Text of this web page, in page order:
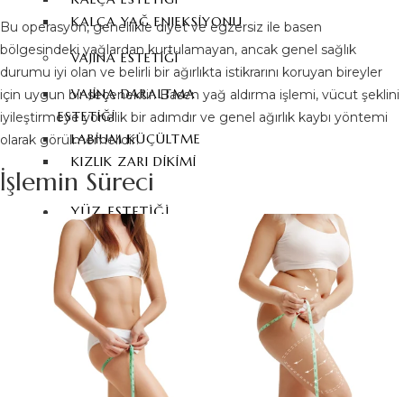
KALÇA YAĞ ENJEKSIYONU
VAJINA ESTETIĞI
VAJINA DARALTMA
ESTETIĞI
LABIUM KÜÇÜLTME
KIZLIK ZARI DIKIMI
YÜZ ESTETIĞI
BURUN ESTETIĞI
AMELIYATI
REVIZYON BURUN
ESTETIĞI
YÜZ GERME AMELIYATI
ALIN DARALTMA
PIEZO BURUN AMELIYATI
Bu operasyon, genellikle diyet ve egzersiz ile basen
bölgesindeki yağlardan kurtulamayan, ancak genel sağlık
durumu iyi olan ve belirli bir ağırlıkta istikrarını koruyan bireyler
için uygun bir seçenektir. Basen yağ aldırma işlemi, vücut şeklini
iyileştirmeye yönelik bir adımdır ve genel ağırlık kaybı yöntemi
olarak görülmemelidir.
İşlemin Süreci